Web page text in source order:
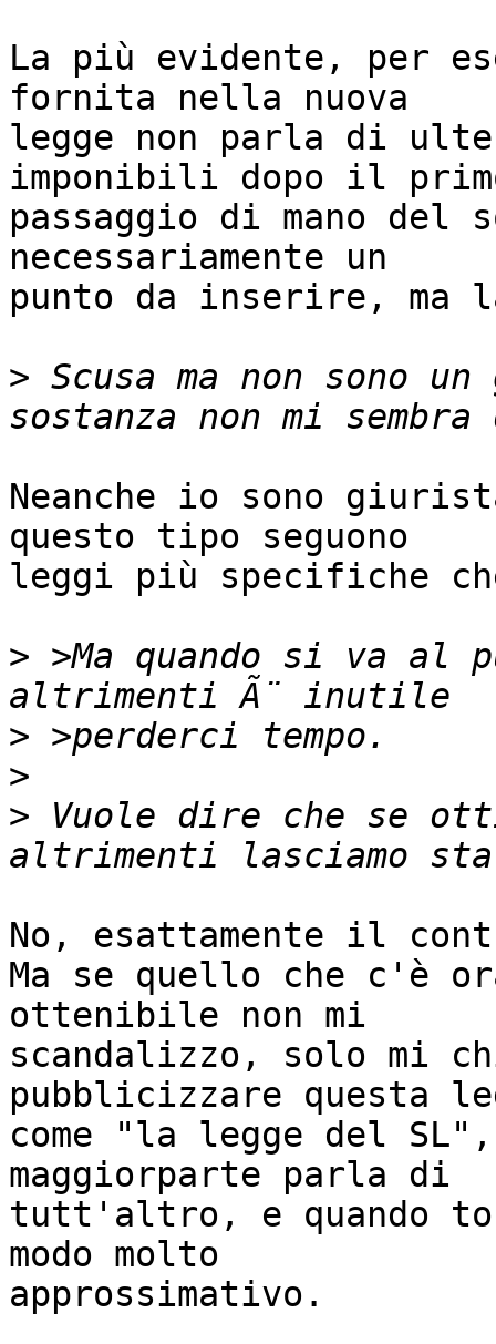
La più evidente, per
fornita nella nuova
legge non parla di
imponibili dopo il
passaggio di mano del
necessariamente un
punto da inserire,
> Scusa ma non sono
Neanche io sono
questo tipo seguono
leggi più specifiche
> >Ma quando si va al
>
>
> Vuole dire che se
No, esattamente il
Ma se quello che c'è
ottenibile non mi
scandalizzo, solo mi
pubblicizzare questa
come "la legge del
maggiorparte parla di
tutt'altro, e quando
modo molto
approssimativo.